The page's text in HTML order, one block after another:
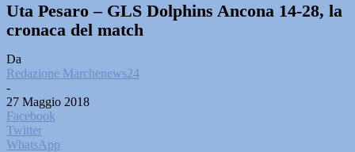
Uta Pesaro – GLS Dolphins Ancona 14-28, la
cronaca del match
Da
Redazione Marchenews24
-
27 Maggio 2018
Facebook
Twitter
WhatsApp